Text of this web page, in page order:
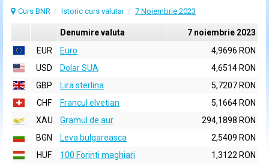
Curs BNR Istoric curs valutar 7 Noiembrie 2023
Denumire valuta
7 noiembrie 2023
EUR
Euro
4,9696 RON
USD
Dolar SUA
4,6514 RON
GBP
Lira sterlina
5,7207 RON
CHF
Francul elvetian
5,1664 RON
XAU
Gramul de aur
294,1898 RON
BGN
Leva bulgareasca
2,5409 RON
HUF
100 Forinti maghiari
1,3122 RON